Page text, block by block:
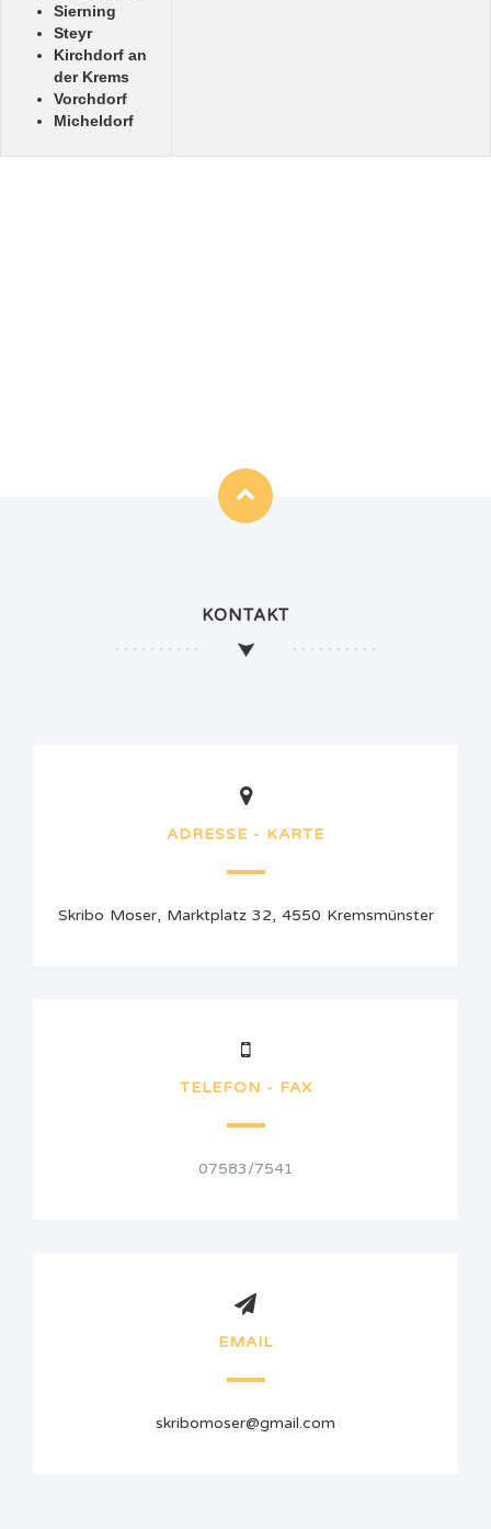
Sierning
Steyr
Kirchdorf an
der Krems
Vorchdorf
Micheldorf
KONTAKT
ADRESSE - KARTE
Skribo Moser, Marktplatz 32, 4550 Kremsmünster
TELEFON - FAX
07583/7541
EMAIL
skribomoser@gmail.com